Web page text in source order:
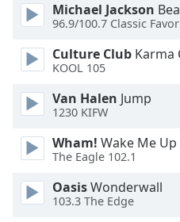
Done
Close
Dialog
End
dialog
Michael Jackson
96.9/100.7 Classic
Culture Club Karma
KOOL 105
Van Halen Jump
1230 KIFW
Wham! Wake Me
The Eagle 102.1
OasisWonderwall
103.3 The Edge